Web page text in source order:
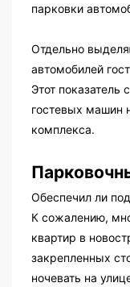
парковки
Отдельно
автомобилей
Этот показатель
гостевых машин
комплекса.
Обеспечил ли
К сожалению,
квартир в
закрепленных
ночевать на